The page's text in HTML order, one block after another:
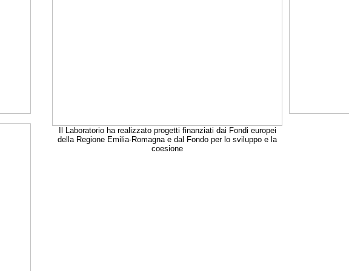
Il Laboratorio ha realizzato progetti finanziati dai Fondi europei
della Regione Emilia-Romagna e dal Fondo per lo sviluppo e la
coesione